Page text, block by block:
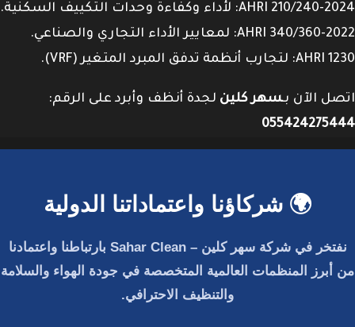
AHRI 210/240-2024: لأداء وكفاءة وحدات التكييف السكنية.
AHRI 340/360-2022: لمعايير الأداء التجاري والصناعي.
AHRI 1230: لتجارب أنظمة تدفق المبرد المتغير (VRF).
اتصل الآن بـسهر كلين لجدة أنظف وأبرد على الرقم:
055424275444
🌍 شركاؤنا واعتماداتنا الدولية
نفتخر فيشركة سهر كلين – Sahar Clean
بارتباطنا واعتمادنا
من أبرز المنظمات العالمية المتخصصة في جودة الهواء والسلامة
والتنظيف الاحترافي.